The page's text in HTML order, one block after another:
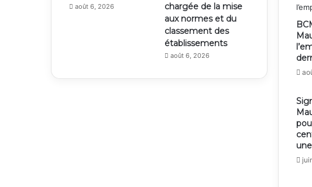
août 6, 2026
chargée de la mise
aux normes et du
classement des
établissements
août 6, 2026